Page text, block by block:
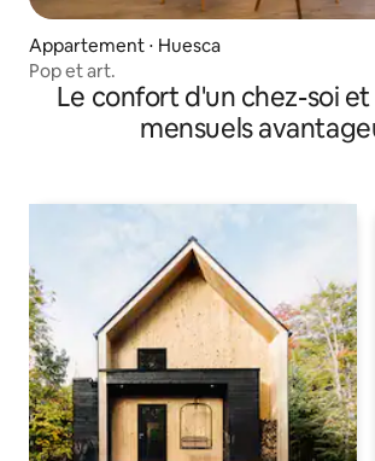
Appartement ⋅ Huesca
Pop et art.
Le confort d'un chez-soi
mensuels